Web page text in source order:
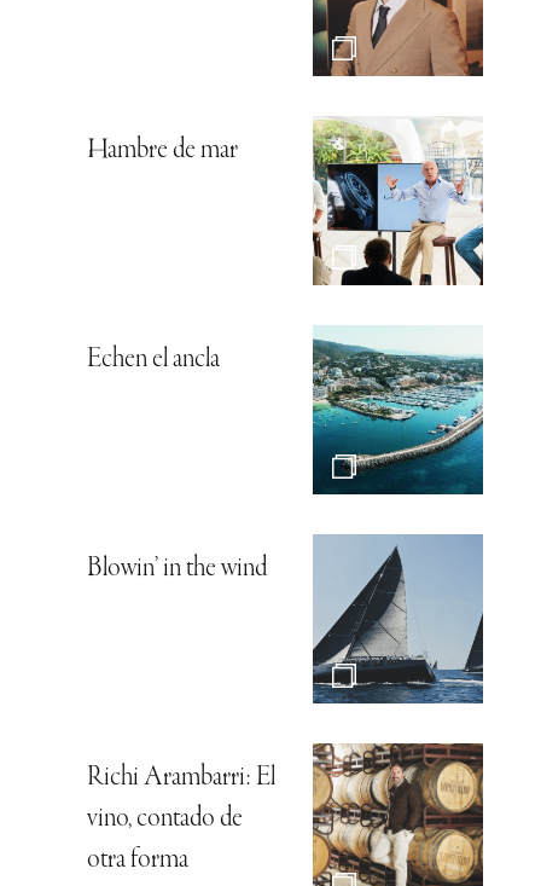
Hambre de mar
Echen el ancla
Blowin’ in the wind
Richi Arambarri: El
vino, contado de
otra forma